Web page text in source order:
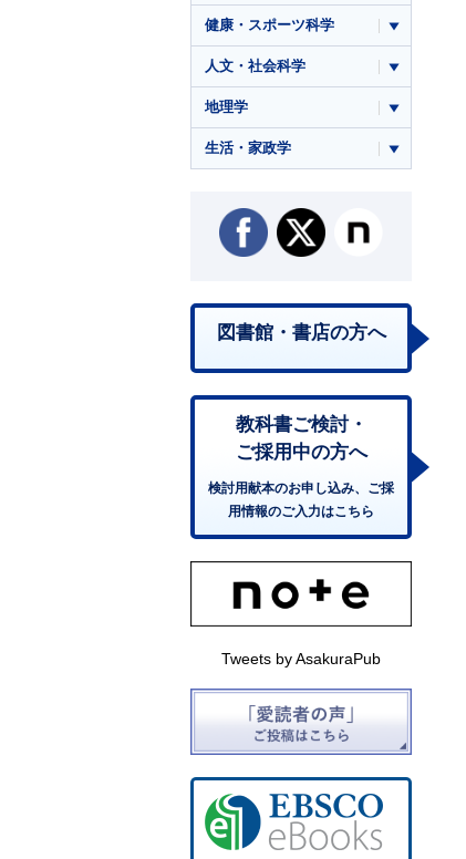
健康・スポーツ科学
人文・社会科学
地理学
生活・家政学
図書館・書店の方へ
教科書ご検討・
ご採用中の方へ
検討用献本のお申し込み、ご採
用情報のご入力はこちら
Tweets by AsakuraPub